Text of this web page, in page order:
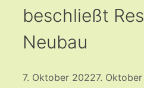
beschließt
Neubau
7. Oktober 20227.